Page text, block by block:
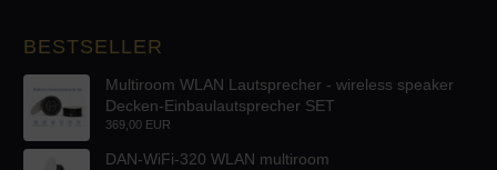
BESTSELLER
Multiroom WLAN Lautsprecher - wireless speaker
Decken-Einbaulautsprecher SET
369,00 EUR
DAN-WiFi-320 WLAN multiroom